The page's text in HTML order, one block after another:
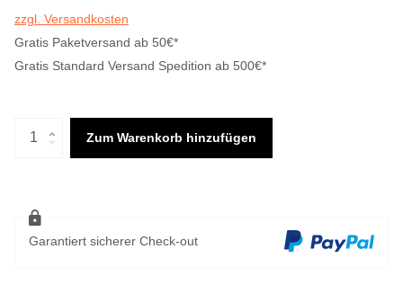
zzgl. Versandkosten
Gratis Paketversand ab 50€*
Gratis Standard Versand Spedition ab 500€*
Zum Warenkorb hinzufügen
Garantiert sicherer Check-out